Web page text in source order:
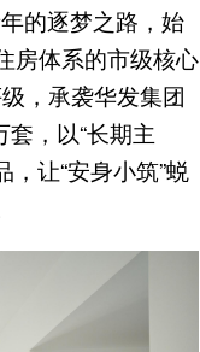
的逐梦之路，始
房体系的市级核心
，承袭华发集团
，以“长期主
让“安身小筑”蜕